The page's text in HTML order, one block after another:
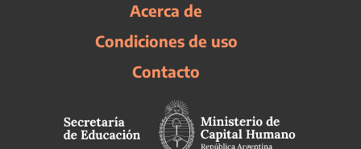
Acerca de
Condiciones de uso
Contacto